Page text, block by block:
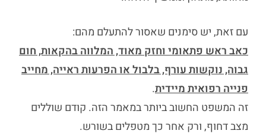
עם זאת, יש סימנים שאסור להתעלם מהם:
כאב ראש פתאומי וחזק מאוד, המלווה בהקאות, חום
גבוה, נוקשות עורף, בלבול או הפרעות ראייה, מחייב
פנייה רפואית מיידית.
זה המשפט החשוב ביותר במאמר הזה. קודם שוללים
מצב דחוף, ורק אחר כך מטפלים בשורש.